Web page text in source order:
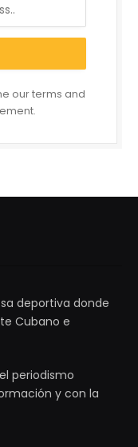
our terms and
deportiva donde
Cubano e
periodismo
y con la